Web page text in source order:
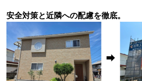
安全対策と近隣への配慮を徹底。